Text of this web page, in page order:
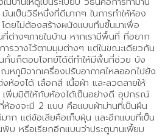
เป็นวิธีหนึ่งที่ดีมากๆ ในการทำให้ห้อง
ดยไม่ต้องสร้างผนังแบบทึบขึ้นมาเพื่อ
ต่างๆภายในบ้าน หากเรามีพื้นที่ ที่อยาก
การวางไว้ตามมุมต่างๆ แต่ในขณะเดียวกัน
กั้นก็ตอบโจทย์ได้ดีทำให้มีพื้นที่ช่วย บัง
ณหภูมิจากเครื่องปรับอากาศไหลออกไปยัง
ห้องได้ เลือกสี เนื้อผ้า และลวดลายให้
พิ่มมิติให้กับห้องได้เป็นอย่างดี อุปกรณ์
องจะมี 2 แบบ คือแบบผ้าม่านที่เป็นผืน
าก แต่ข้อเสียคือเก็บฝุ่น และอีกแบบที่เป็น
บ หรือเรียกอีกแบบว่าประตูบานเฟี้ยม